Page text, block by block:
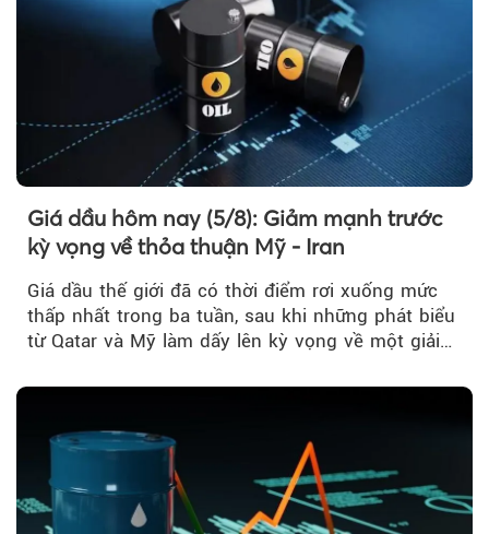
Giá dầu hôm nay (5/8): Giảm mạnh trước
kỳ vọng về thỏa thuận Mỹ - Iran
Giá dầu thế giới đã có thời điểm rơi xuống mức
thấp nhất trong ba tuần, sau khi những phát biểu
từ Qatar và Mỹ làm dấy lên kỳ vọng về một giải
Iran.